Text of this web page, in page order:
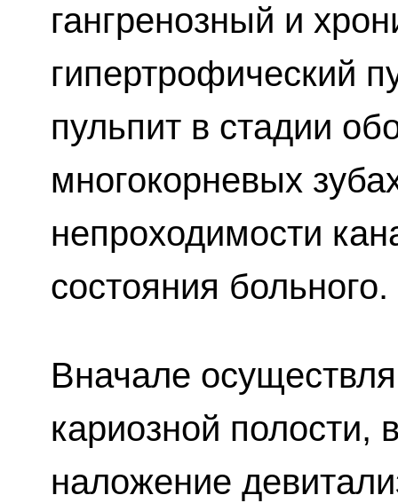
гангренозный и
гипертрофический
пульпит в стадии
многокорневых
непроходимости
состояния больного.
Вначале
кариозной полости,
наложение